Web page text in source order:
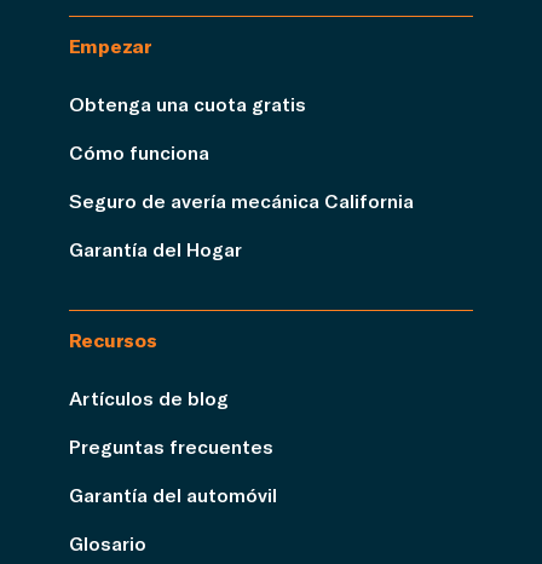
Empezar
Obtenga una cuota gratis
Cómo funciona
Seguro de avería mecánica California
Garantía del Hogar
Recursos
Artículos de blog
Preguntas frecuentes
Garantía del automóvil
Glosario